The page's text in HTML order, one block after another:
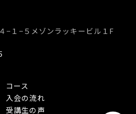
−１−５メゾンラッキービル１F
コース
入会の流れ
受講生の声